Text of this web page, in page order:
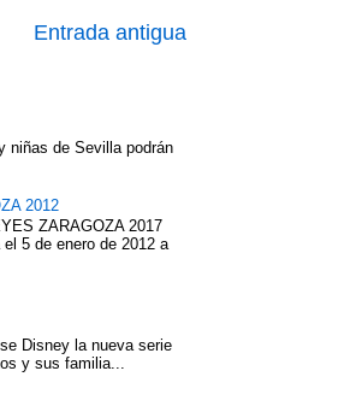
Entrada antigua
niñas de Sevilla podrán
2012
ZARAGOZA 2017
5 de enero de 2012 a
Disney la nueva serie
y sus familia...